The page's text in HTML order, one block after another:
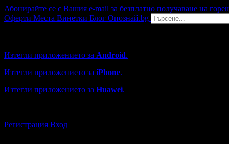
Абонирайте се с Вашия e-mail за безплатно получаване на
Оферти Места Винетки Блог Опознай.bg
Изтегли приложението за Android.
Изтегли приложението за iPhone.
Изтегли приложението за Huawei.
Регистрация Вход